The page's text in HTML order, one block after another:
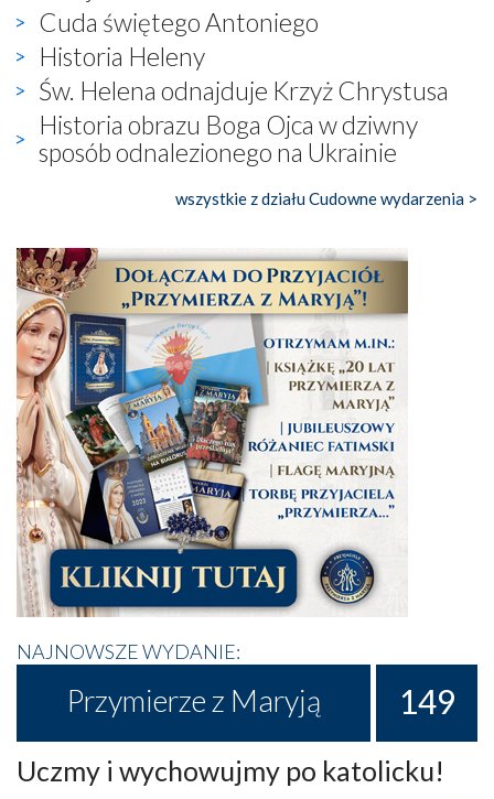
Cuda świętego Antoniego
Historia Heleny
Św. Helena odnajduje Krzyż Chrystusa
Historia obrazu Boga Ojca w dziwny
sposób odnalezionego na Ukrainie
wszystkie z działu Cudowne wydarzenia >
NAJNOWSZE WYDANIE:
Przymierze z Maryją 149
Uczmy i wychowujmy po katolicku!